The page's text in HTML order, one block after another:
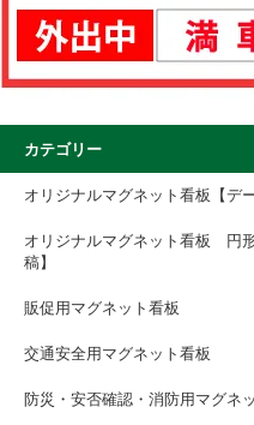
カテゴリー
オリジナルマグネット看板【デ
オリジナルマグネット看板 円
稿】
販促用マグネット看板
交通安全用マグネット看板
防災・安否確認・消防用マグネ